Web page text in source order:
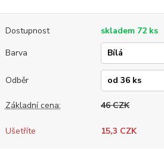
Dostupnost
skladem 72 ks
Barva
Odběr
Základní cena: 46 CZK
Ušetříte 15,3 CZK